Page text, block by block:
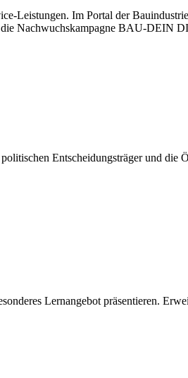
Leistungen. Im Portal der
Nachwuchskampagne BAU-DEIN
Entscheidungsträger und
Lernangebot präsentieren.